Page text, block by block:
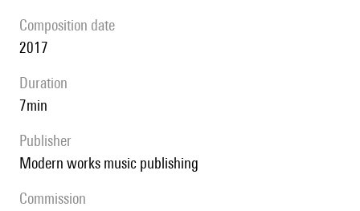
composition date
2017
duration
7min
publisher
modern works music publishing
Commission